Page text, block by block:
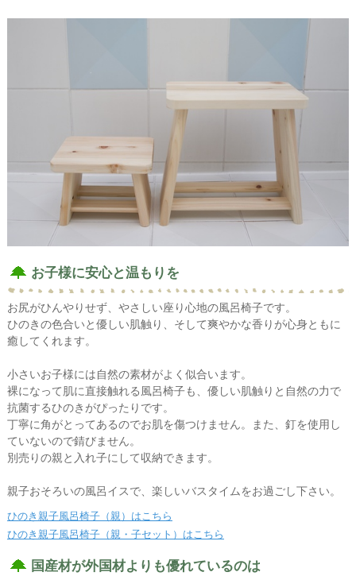
お子様に安心と温もりを
お尻がひんやりせず、やさしい座り心地の風呂椅子です。
ひのきの色合いと優しい肌触り、そして爽やかな香りが心身ともに
癒してくれます。
小さいお子様には自然の素材がよく似合います。
裸になって肌に直接触れる風呂椅子も、優しい肌触りと自然の力で
抗菌するひのきがぴったりです。
丁寧に角がとってあるのでお肌を傷つけません。また、釘を使用し
ていないので錆びません。
別売りの親と入れ子にして収納できます。
親子おそろいの風呂イスで、楽しいバスタイムをお過ごし下さい。
ひのき親子風呂椅子（親）はこちら
ひのき親子風呂椅子（親・子セット）はこちら
国産材が外国材よりも優れているのは